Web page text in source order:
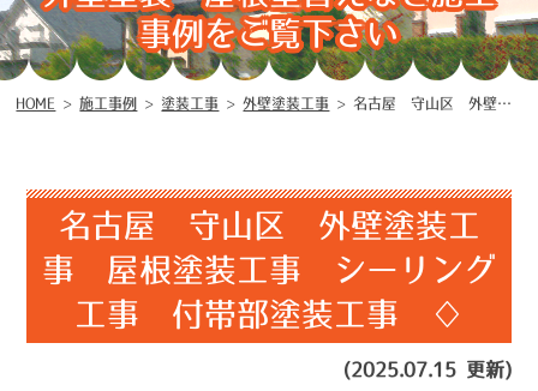
事例をご覧下さい
HOME > 施工事例 > 塗装工事 >外壁塗装工事 >名古屋 守山区 外壁塗装工事 屋根塗装工事 シーリング工事 付帯部塗装工事 ♢
名古屋 守山区 外壁塗装工
事 屋根塗装工事 シーリング
工事 付帯部塗装工事 ♢
(2025.07.15 更新)